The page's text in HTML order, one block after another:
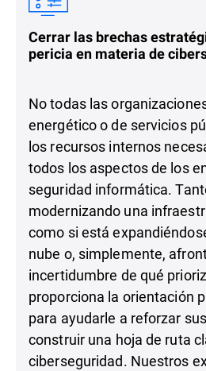
Cerrar las brechas
pericia en materia de
No todas las
energético o de servicios
los recursos internos
todos los aspectos de los
seguridad informática.
modernizando una
como si está
nube o, simplemente,
incertidumbre de qué
proporciona la orientación
para ayudarle a reforzar
construir una hoja de ruta
ciberseguridad. Nuestros